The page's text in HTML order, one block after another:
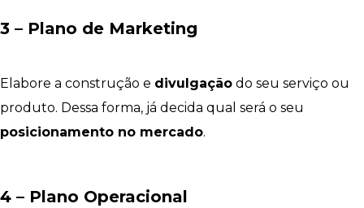
3 – Plano de Marketing
Elabore a construção e divulgação do seu serviço ou
produto. Dessa forma, já decida qual será o seu
posicionamento no mercado.
4 – Plano Operacional